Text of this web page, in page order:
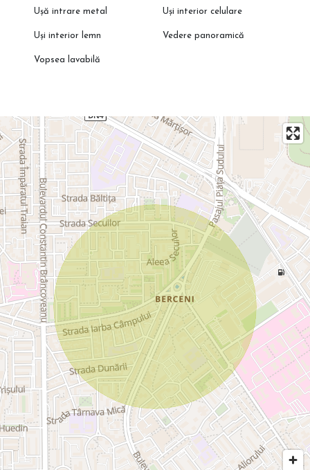
Ușă intrare metal Uși interior celulare
Uși interior lemn Vedere panoramică
Vopsea lavabilă